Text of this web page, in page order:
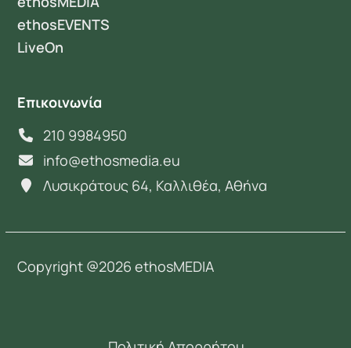
ethosEVENTS
LiveOn
Επικοινωνία
210 9984950
info@ethosmedia.eu
Λυσικράτους 64, Καλλιθέα, Αθήνα
Copyright @2026 ethosMEDIA